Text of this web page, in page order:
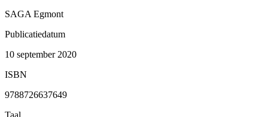
SAGA Egmont
Publicatiedatum
10 september 2020
ISBN
9788726637649
Taal